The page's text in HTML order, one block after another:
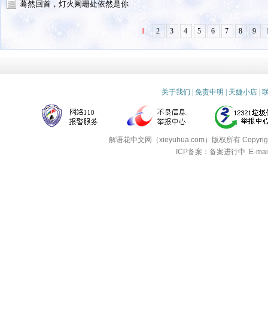
蓦然回首，灯火阑珊处依然是你
1 2 3 4 5 6 7 8 9
关于我们 免责申明 天婕小店
解语花中文网（xieyuhua.com）版权所有
ICP备案：备案进行中
E-